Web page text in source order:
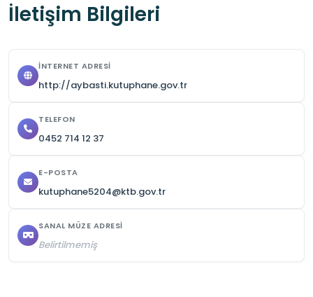
alınmalıdır.
İletişim Bilgileri
İNTERNET ADRESI
http://aybasti.kutuphane.gov.tr
TELEFON
0452 714 12 37
E-POSTA
kutuphane5204@ktb.gov.tr
SANAL MÜZE ADRESI
Belirtilmemiş